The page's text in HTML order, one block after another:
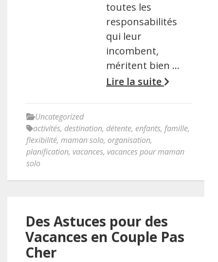
toutes les
responsabilités
qui leur
incombent,
méritent bien …
Lire la suite
Uncategorized
activités, destination, détente, enfants, famille,
flexibilité, maman solo, organisation,
planification, vacances, vacances pour maman
solo
Des Astuces pour des
Vacances en Couple Pas
Cher